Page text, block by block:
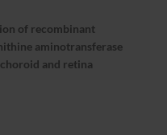
of recombinant
aminotransferase
and retina